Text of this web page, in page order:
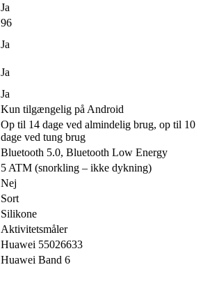
Ja
96
Ja
Ja
Ja
Kun tilgængelig på Android
Op til 14 dage ved almindelig brug, op til 10
dage ved tung brug
Bluetooth 5.0, Bluetooth Low Energy
5 ATM (snorkling – ikke dykning)
Nej
Sort
Silikone
Aktivitetsmåler
Huawei 55026633
Huawei Band 6